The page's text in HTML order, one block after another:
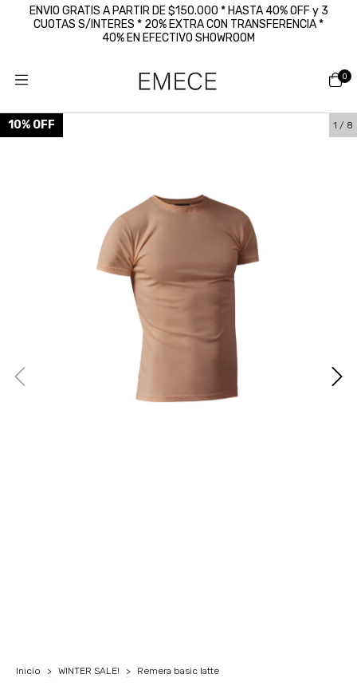
ENVIO GRATIS A PARTIR DE $150.000 * HASTA 40% OFF y 3
CUOTAS S/INTERES * 20% EXTRA CON TRANSFERENCIA *
40% EN EFECTIVO SHOWROOM
0
10% OFF 1 / 8
Inicio > WINTER SALE! > Remera basic latte